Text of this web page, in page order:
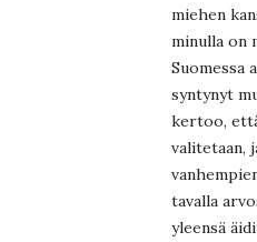
miehen
minulla on
Suomessa
syntynyt
kertoo,
valitetaan,
tavalla
yleensä